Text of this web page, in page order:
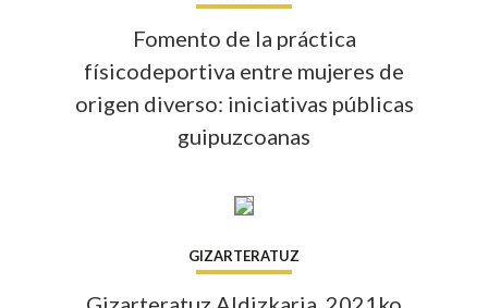
Fomento de la práctica
físicodeportiva entre mujeres de
origen diverso: iniciativas públicas
guipuzcoanas
GIZARTERATUZ